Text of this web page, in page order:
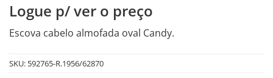
Logue p/ ver o preço
Escova cabelo almofada oval Candy.
SKU: 592765-R.1956/62870